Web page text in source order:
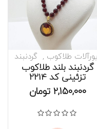
موجود است
طلاکوب گردنبند
گردنبند بلند طلاکوب
تزئینی کد 2214
2,150,000 تومان
نمره0از 5